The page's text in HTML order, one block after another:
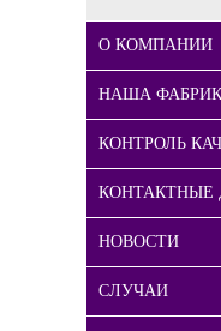
О КОМПАНИИ
НАША
КОНТРОЛЬ
КОНТАКТНЫЕ
НОВОСТИ
СЛУЧАИ